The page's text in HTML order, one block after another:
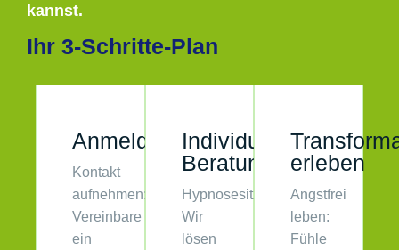
kannst.
Ihr 3-Schritte-Plan
Anmeldung
Kontakt
aufnehmen:
Vereinbare
ein
Individuelle
Beratung
Hypnosesitzungen:
Wir
lösen
erleben
Angstfrei
leben:
Fühle